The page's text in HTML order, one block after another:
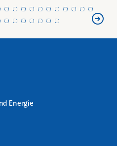
Energie